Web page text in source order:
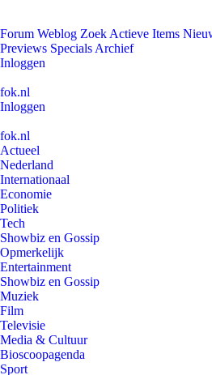
Forum Weblog Zoek Actieve Items
Previews Specials Archief
Inloggen
fok.nl
Inloggen
fok.nl
Actueel
Nederland
Internationaal
Economie
Politiek
Tech
Showbiz en Gossip
Opmerkelijk
Entertainment
Showbiz en Gossip
Muziek
Film
Televisie
Media & Cultuur
Bioscoopagenda
Sport